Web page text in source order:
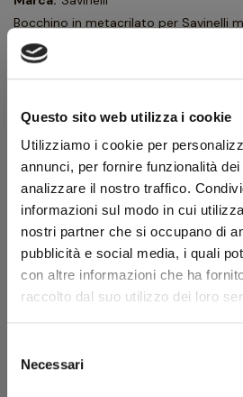
Questo sito web utilizza i cookie
Utilizziamo i cookie per
annunci, per fornire funzionalità
analizzare il nostro traffico.
informazioni sul modo in cui
nostri partner che si occupano di
pubblicità e social media, i quali
con altre informazioni che ha
raccolto dal suo utilizzo dei loro
delNecessari
Bocchino in metacrilato per Savinelli
La pipa non è inclusa e compare
esemplificativo.
22,00 € 19,80 € IVA inclusa
Quantità
AGGIUNGI AL
Scheda tecnica